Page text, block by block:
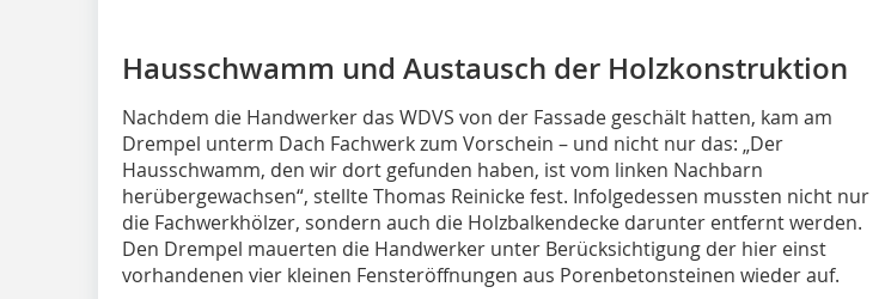
Hausschwamm und Austausch der Holzkonstruktion
Nachdem die Handwerker das WDVS von der Fassade geschält hatten, kam am
Drempel unterm Dach Fachwerk zum Vorschein – und nicht nur das: „Der
Hausschwamm, den wir dort gefunden haben, ist vom linken Nachbarn
herübergewachsen“, stellte Thomas Reinicke fest. Infolgedessen mussten nicht nur
die Fachwerkhölzer, sondern auch die Holzbalkendecke darunter entfernt werden.
Den Drempel mauerten die Handwerker unter Berücksichtigung der hier einst
vorhandenen vier kleinen Fensteröffnungen aus Porenbetonsteinen wieder auf.